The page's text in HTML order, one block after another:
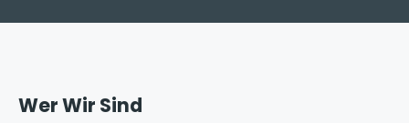
Wer Wir Sind